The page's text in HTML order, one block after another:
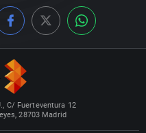
C/ Fuerteventura 12
28703 Madrid